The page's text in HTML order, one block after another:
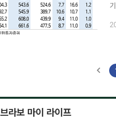
기
브라보 마이 라이프